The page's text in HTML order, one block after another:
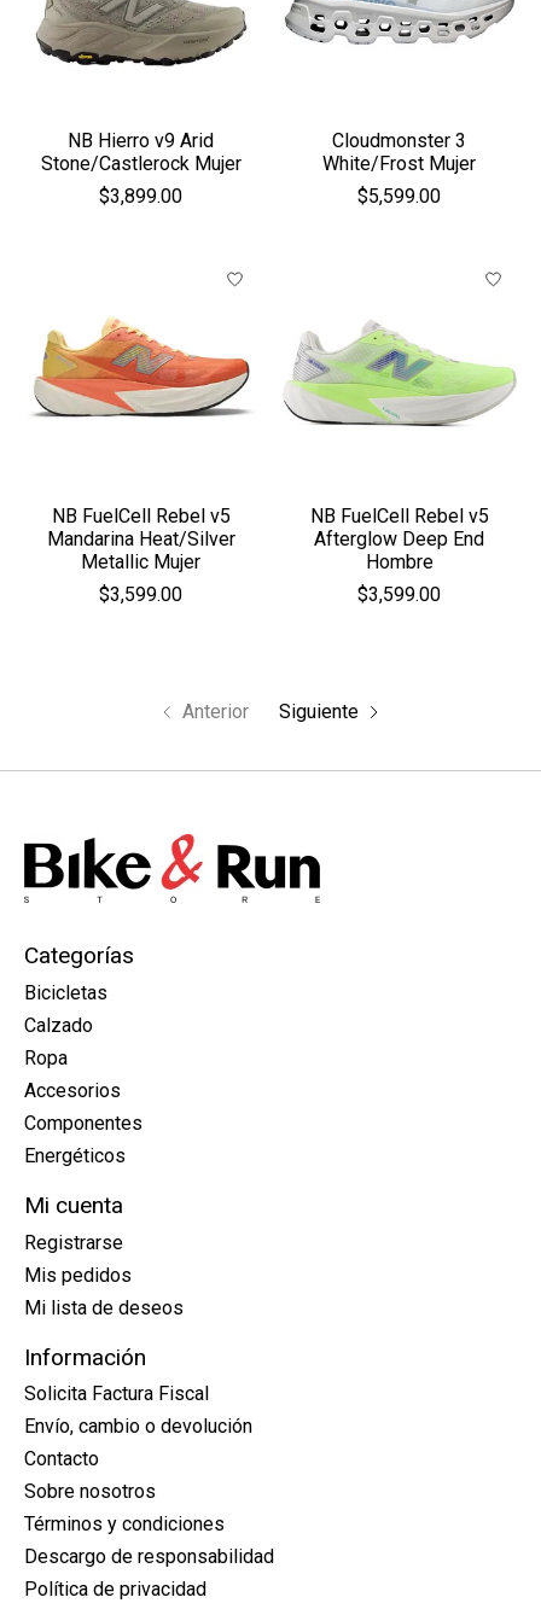
NB Hierro v9 Arid
Stone/Castlerock Mujer
$3,899.00
Cloudmonster 3
White/Frost Mujer
$5,599.00
NB FuelCell Rebel v5
Mandarina Heat/Silver
Metallic Mujer
$3,599.00
NB FuelCell Rebel v5
Afterglow Deep End
Hombre
$3,599.00
Anterior Siguiente
Categorías
Bicicletas
Calzado
Ropa
Accesorios
Componentes
Energéticos
Mi cuenta
Registrarse
Mis pedidos
Mi lista de deseos
Información
Solicita Factura Fiscal
Envío, cambio o devolución
Contacto
Sobre nosotros
Términos y condiciones
Descargo de responsabilidad
Política de privacidad